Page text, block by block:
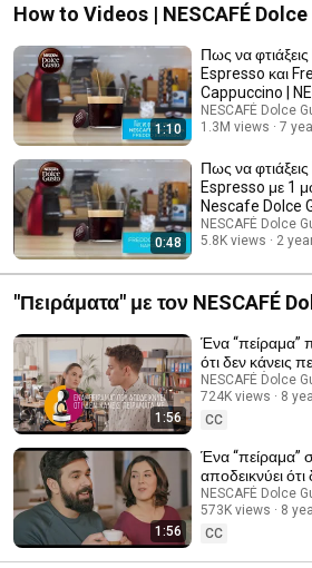
How to Videos | NESCAFÉ
1:10
Πως να
Espresso και
Cappuccino |
Gusto Greece
NESCAFÉ Dolce
1.3M views
7
0:48
Πως να
Espresso με 1
Nescafe Dolce
NESCAFÉ Dolce
5.8K views
2
"Πειράματα" με τον NESCAFÉ
1:56
Ένα “πείραμα”
ότι δεν κάνεις
NESCAFÉ
γραφείο.
NESCAFÉ Dolce
724K views
8
CC
1:56
Ένα “πείραμα”
αποδεικνύει ότι
πειράματα με
Dolce Gusto.
NESCAFÉ Dolce
573K views
8
CC